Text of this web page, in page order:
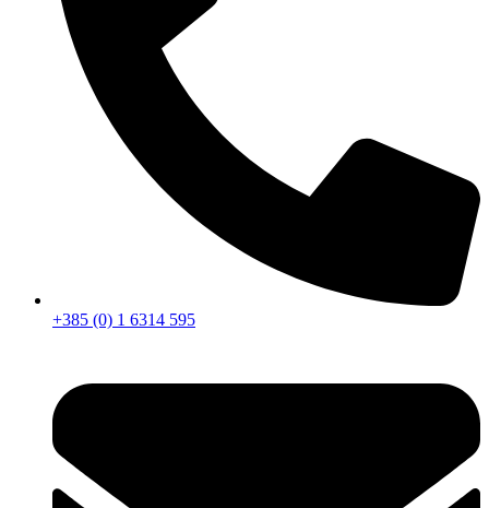
+385 (0) 1 6314 595